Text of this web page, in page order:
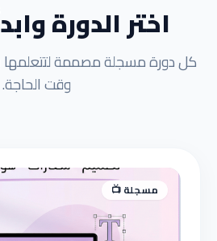
اختر الدورة
كل دورة مسجلة مصممة لتتعلمها
وقت الحاجة.
مسجلة 📺